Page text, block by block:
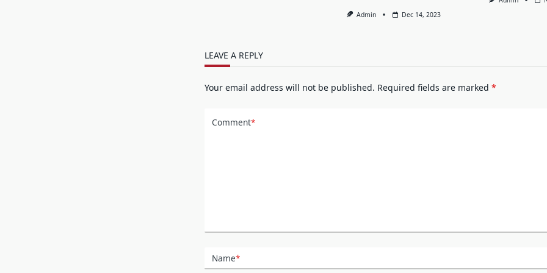
Admin Dec 14, 2023
LEAVE A REPLY
Your email address will not be published. Required fields are marked *
Comment*
Name*